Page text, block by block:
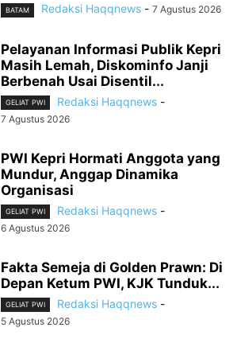
BATAM Redaksi Haqqnews - 7 Agustus 2026
Pelayanan Informasi Publik Kepri
Masih Lemah, Diskominfo Janji
Berbenah Usai Disentil...
GELIAT PWI Redaksi Haqqnews -
7 Agustus 2026
PWI Kepri Hormati Anggota yang
Mundur, Anggap Dinamika
Organisasi
GELIAT PWI Redaksi Haqqnews -
6 Agustus 2026
Fakta Semeja di Golden Prawn: Di
Depan Ketum PWI, KJK Tunduk...
GELIAT PWI Redaksi Haqqnews -
5 Agustus 2026